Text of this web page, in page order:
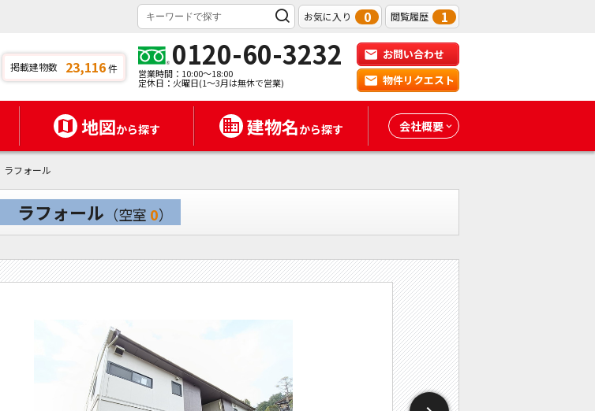
お気に入り 0 閲覧履歴 1
掲載建物数 23,116件 0120-60-3232
営業時間：10:00～18:00
定休日：火曜日(1～3月は無休で営業)
お問い合わせ
物件リクエスト
地図から探す 建物名から探す 会社概要
フォール
ラフォール （空室 0）